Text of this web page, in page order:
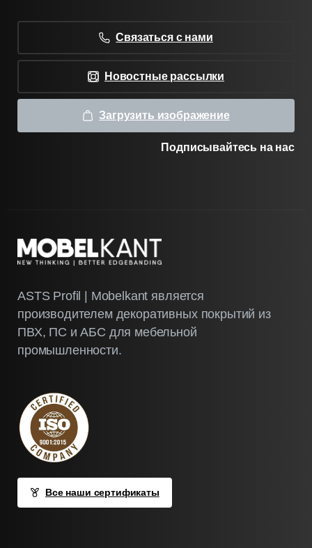
Связаться с нами
Новостные рассылки
Загрузить изображение
Подписывайтесь на нас
ASTS Profil | Mobelkant является
производителем декоративных покрытий из
ПВХ, ПС и АБС для мебельной
промышленности.
Все наши сертификаты